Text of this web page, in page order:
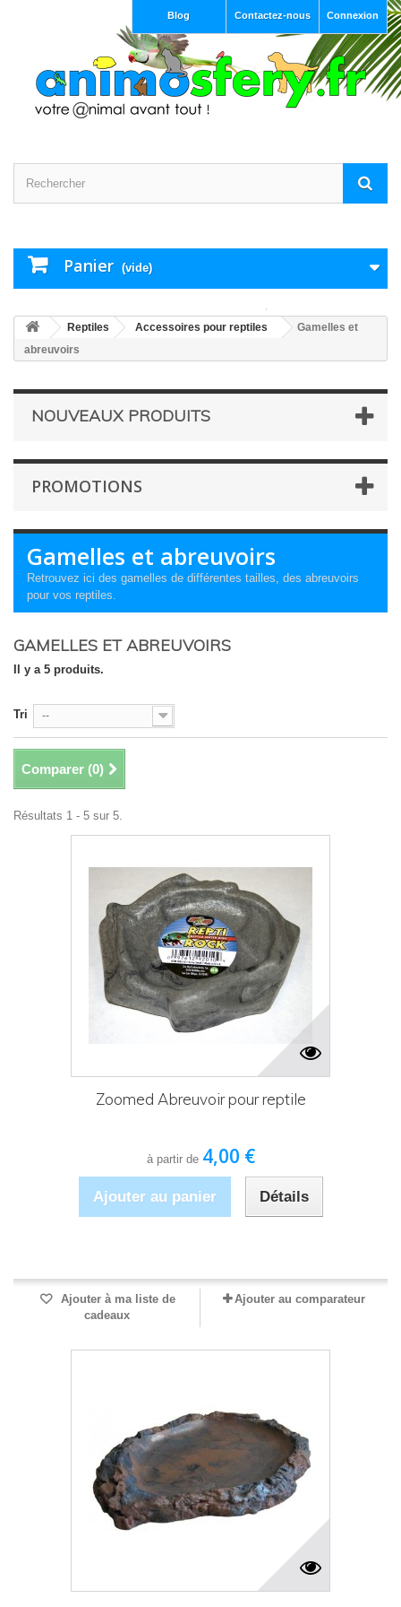
Connexion
Contactez-nous
Blog
Panier (vide)
Reptiles Accessoires pour reptiles
Gamelles et
abreuvoirs
NOUVEAUX PRODUITS
PROMOTIONS
Gamelles et abreuvoirs
Retrouvez ici des gamelles de différentes tailles, des abreuvoirs
pour vos reptiles.
GAMELLES ET ABREUVOIRS
Il y a 5 produits.
Tri --
Comparer (0)
Résultats 1 - 5 sur 5.
Zoomed Abreuvoir pour reptile
à partir de 4,00 €
Ajouter au panier Détails
Ajouter à ma liste de
cadeaux
Ajouter au comparateur